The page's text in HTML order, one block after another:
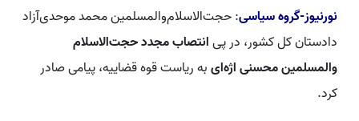
نورنیوز-گروه سیاسی: حجت‌الاسلام‌والمسلمین محمد موحدی‌آزاد
دادستان کل کشور، در پیانتصاب مجدد حجت‌الاسلام
والمسلمین محسنی اژه‌ایبه ریاست قوه قضاییه، پیامی صادر
کرد.